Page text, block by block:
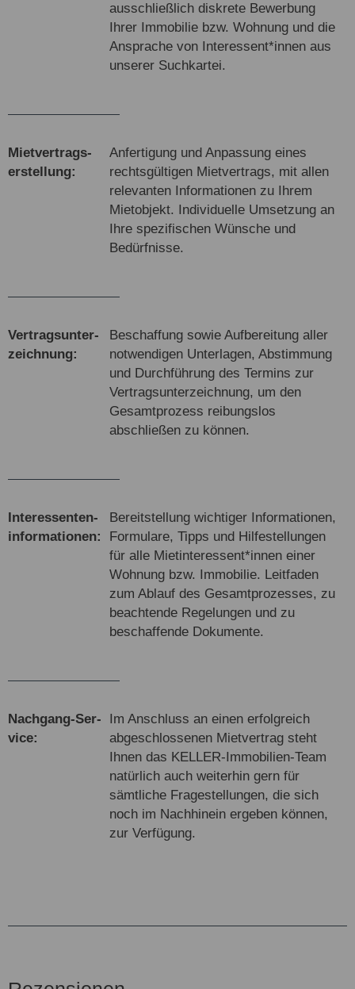
ausschließlich diskrete Bewerbung
Ihrer Immobilie bzw. Wohnung und die
Ansprache von Interessent*innen aus
unserer Suchkartei.
Miet­vertrags­
erstel­lung:
Anfertigung und Anpassung eines
rechtsgültigen Mietvertrags, mit allen
relevanten Informationen zu Ihrem
Mietobjekt. Individuelle Umsetzung an
Ihre spezifischen Wünsche und
Bedürfnisse.
Ver­trags­unter­
zeich­nung:
Beschaffung sowie Aufbereitung aller
notwendigen Unterlagen, Abstimmung
und Durchführung des Termins zur
Vertragsunterzeichnung, um den
Gesamtprozess reibungslos
abschließen zu können.
Inte­res­senten­
infor­ma­tionen:
Bereitstellung wichtiger Informationen,
Formulare, Tipps und Hilfestellungen
für alle Mietinteressent*innen einer
Wohnung bzw. Immobilie. Leitfaden
zum Ablauf des Gesamtprozesses, zu
beachtende Regelungen und zu
beschaffende Dokumente.
Nach­gang-Ser­
vice:
Im Anschluss an einen erfolgreich
abgeschlossenen Mietvertrag steht
Ihnen das KELLER-Immobilien-Team
natürlich auch weiterhin gern für
sämtliche Fragestellungen, die sich
noch im Nachhinein ergeben können,
zur Verfügung.